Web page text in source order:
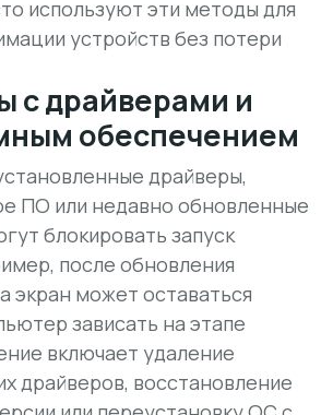
используют эти методы для
устройств без потери
с драйверами и
обеспечением
драйверы,
ПО или недавно обновленные
блокировать запуск
после обновления
экран может оставаться
зависать на этапе
включает удаление
драйверов, восстановление